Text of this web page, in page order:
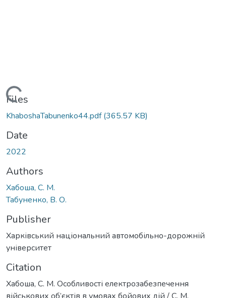
Loading...
Files
KhaboshaTabunenko44.pdf(365.57 KB)
Date
2022
Authors
Хабоша, С. М.
Табуненко, В. О.
Publisher
Харківський національний автомобільно-дорожній
університет
Citation
Хабоша, С. М. Особливості електрозабезпечення